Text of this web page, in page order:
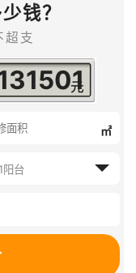
钱？
超支
㎡